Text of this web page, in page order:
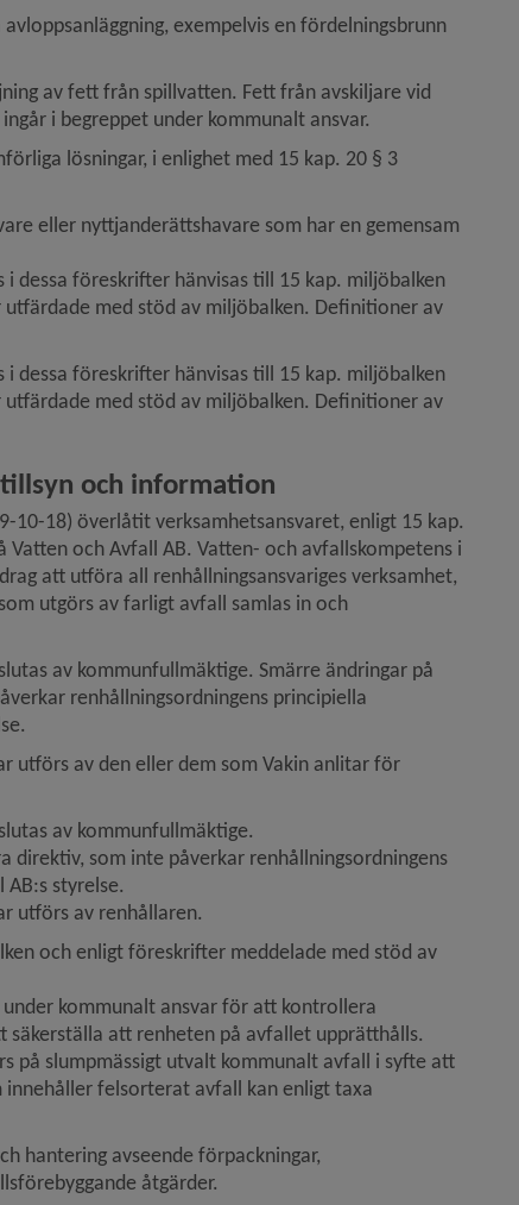
exempelvis en fördelningsbrunn
av fett från spillvatten. Fett från avskiljare vid
i begreppet under kommunalt ansvar.
lösningar, i enlighet med 15 kap. 20 § 3
eller nyttjanderättshavare som har en gemensam
dessa föreskrifter hänvisas till 15 kap. miljöbalken
med stöd av miljöbalken. Definitioner av
dessa föreskrifter hänvisas till 15 kap. miljöbalken
med stöd av miljöbalken. Definitioner av
och information
10-18) överlåtit verksamhetsansvaret, enligt 15 kap.
och Avfall AB. Vatten- och avfallskompetens i
att utföra all renhållningsansvariges verksamhet,
utgörs av farligt avfall samlas in och
av kommunfullmäktige. Smärre ändringar på
renhållningsordningens principiella
utförs av den eller dem som Vakin anlitar för
av kommunfullmäktige.
direktiv, som inte påverkar renhållningsordningens
styrelse.
utförs av renhållaren.
och enligt föreskrifter meddelade med stöd av
kommunalt ansvar för att kontrollera
att renheten på avfallet upprätthålls.
på slumpmässigt utvalt kommunalt avfall i syfte att
felsorterat avfall kan enligt taxa
hantering avseende förpackningar,
åtgärder.